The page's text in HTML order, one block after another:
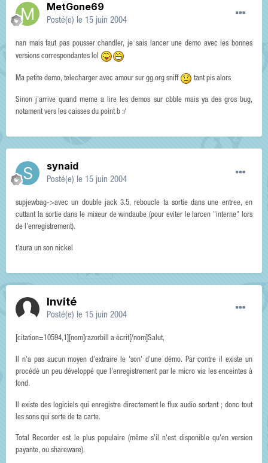
MetGone69
Posté(e) le 15 juin 2004
nan mais faut pas pousser chandler, je sais lancer une demo avec les bonnes
versions correspondantes lol
Ma petite demo, telecharger avec amour sur gg.org sniff tant pis alors
Sinon j'arrive quand meme a lire les demos sur cbble mais ya des gros bug,
notament vers les caisses du point b :/
synaid
Posté(e) le 15 juin 2004
supjewbag->avec un double jack 3.5, reboucle ta sortie dans une entree, en
cuttant la sortie dans le mixeur de windaube (pour eviter le larcen "interne" lors
de l'enregistrement).
t'aura un son nickel
Invité
Posté(e) le 15 juin 2004
[citation=10594,1][nom]razorbill a écrit[/nom]Salut,
Il n'a pas aucun moyen d'extraire le 'son' d'une démo. Par contre il existe un
procédé un peu développé que l'enregistrement par le micro via les enceintes à
fond.
Il existe des logiciels qui enregistre directement le flux audio sortant ; donc tout
les sons qui sorte de ta carte.
Total Recorder est le plus populaire (même s'il n'est disponible qu'en version
payante, ou shareware).